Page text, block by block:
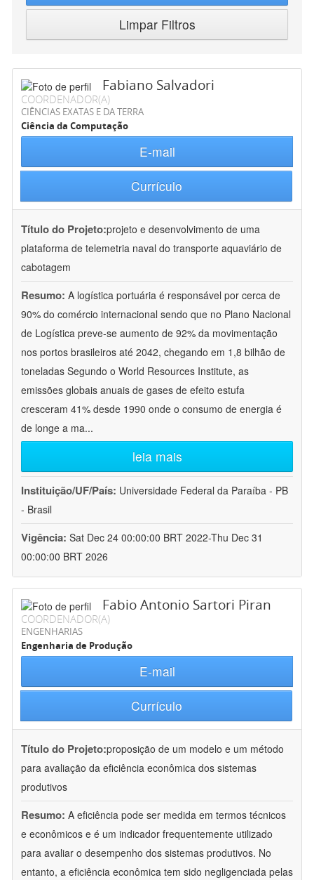
Limpar Filtros
Fabiano Salvadori
COORDENADOR(A)
CIÊNCIAS EXATAS E DA TERRA
Ciência da Computação
E-mail
Currículo
Título do Projeto:projeto e desenvolvimento de uma
plataforma de telemetria naval do transporte aquaviário de
cabotagem
Resumo: A logística portuária é responsável por cerca de
90% do comércio internacional sendo que no Plano Nacional
de Logística preve-se aumento de 92% da movimentação
nos portos brasileiros até 2042, chegando em 1,8 bilhão de
toneladas Segundo o World Resources Institute, as
emissões globais anuais de gases de efeito estufa
cresceram 41% desde 1990 onde o consumo de energia é
de longe a ma...
leia mais
Instituição/UF/País: Universidade Federal da Paraíba - PB
- Brasil
Vigência: Sat Dec 24 00:00:00 BRT 2022-Thu Dec 31
00:00:00 BRT 2026
Fabio Antonio Sartori Piran
COORDENADOR(A)
ENGENHARIAS
Engenharia de Produção
E-mail
Currículo
Título do Projeto:proposição de um modelo e um método
para avaliação da eficiência econômica dos sistemas
produtivos
Resumo: A eficiência pode ser medida em termos técnicos
e econômicos e é um indicador frequentemente utilizado
para avaliar o desempenho dos sistemas produtivos. No
entanto, a eficiência econômica tem sido negligenciada pelas